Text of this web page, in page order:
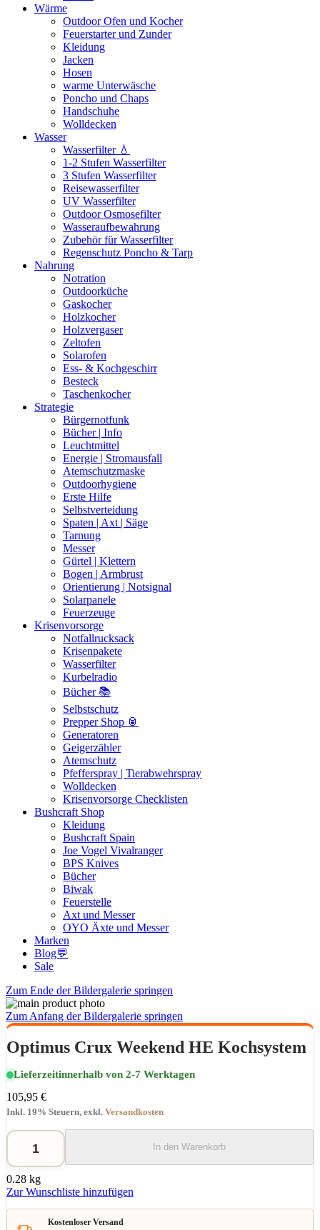
Wärme
Outdoor Ofen und Kocher
Feuerstarter und Zunder
Kleidung
Jacken
Hosen
warme Unterwäsche
Poncho und Chaps
Handschuhe
Wolldecken
Wasser
Wasserfilter 💧
1-2 Stufen Wasserfilter
3 Stufen Wasserfilter
Reisewasserfilter
UV Wasserfilter
Outdoor Osmosefilter
Wasseraufbewahrung
Zubehör für Wasserfilter
Regenschutz Poncho & Tarp
Nahrung
Notration
Outdoorküche
Gaskocher
Holzkocher
Holzvergaser
Zeltofen
Solarofen
Ess- & Kochgeschirr
Besteck
Taschenkocher
Strategie
Bürgernotfunk
Bücher | Info
Leuchtmittel
Energie | Stromausfall
Atemschutzmaske
Outdoorhygiene
Erste Hilfe
Selbstverteidung
Spaten | Axt | Säge
Tarnung
Messer
Gürtel | Klettern
Bogen | Armbrust
Orientierung | Notsignal
Solarpanele
Feuerzeuge
Krisenvorsorge
Notfallrucksack
Krisenpakete
Wasserfilter
Kurbelradio
Bücher 📚
Selbstschutz
Prepper Shop 🥫
Generatoren
Geigerzähler
Atemschutz
Pfefferspray | Tierabwehrspray
Wolldecken
Krisenvorsorge Checklisten
Bushcraft Shop
Kleidung
Bushcraft Spain
Joe Vogel Vivalranger
BPS Knives
Bücher
Biwak
Feuerstelle
Axt und Messer
OYO Äxte und Messer
Marken
Blog💬
Sale
Zum Ende der Bildergalerie springen
Zum Anfang der Bildergalerie springen
Optimus Crux Weekend HE Kochsystem
Lieferzeitinnerhalb von 2-7 Werktagen
105,95 €
Inkl. 19% Steuern, exkl. Versandkosten
In den Warenkorb
0.28 kg
Zur Wunschliste hinzufügen
Kostenloser Versand